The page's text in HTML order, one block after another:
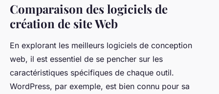
Comparaison des logiciels de
création de site Web
En explorant les meilleurs logiciels de conception
web, il est essentiel de se pencher sur les
caractéristiques spécifiques de chaque outil.
WordPress, par exemple, est bien connu pour sa